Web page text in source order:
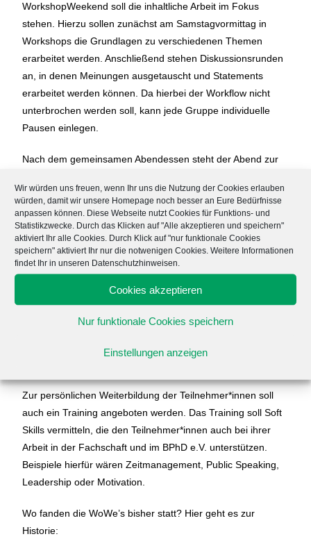
Wir würden uns freuen, wenn Ihr uns die Nutzung der Cookies erlauben
würden, damit wir unsere Homepage noch besser an Eure Bedürfnisse
anpassen können. Diese Webseite nutzt Cookies für Funktions- und
Statistikzwecke. Durch das Klicken auf "Alle akzeptieren und speichern"
aktiviert Ihr alle Cookies. Durch Klick auf "nur funktionale Cookies
speichern" aktiviert Ihr nur die notwenigen Cookies. Weitere Informationen
findet Ihr in unseren Datenschutzhinweisen.
Cookies akzeptieren
Nur funktionale Cookies speichern
Einstellungen anzeigen
WorkshopWeekend soll die inhaltliche Arbeit im Fokus
stehen. Hierzu sollen zunächst am Samstagvormittag in
Workshops die Grundlagen zu verschiedenen Themen
erarbeitet werden. Anschließend stehen Diskussionsrunden
an, in denen Meinungen ausgetauscht und Statements
erarbeitet werden können. Da hierbei der Workflow nicht
unterbrochen werden soll, kann jede Gruppe individuelle
Pausen einlegen.
Nach dem gemeinsamen Abendessen steht der Abend zur
Wochenenden gezeigt hat, dass auch oft nach Ende des
eigentlichen Programmes noch weiterdiskutiert wird,
möchten wir hier keine Abendveranstaltung planen.
Am Sonntagmorgen hat jede Gruppe nochmals Zeit, ihre
Ergebnisse zu sammeln und auszuwerten. Damit auch die
anderen Teilnehmer*innen wissen, was in den jeweiligen
Ergebnisse vor – in einem Open Space besteht dann
nochmals die Möglichkeit, auch die Ideen und Meinungen
Zur persönlichen Weiterbildung der Teilnehmer*innen soll
auch ein Training angeboten werden. Das Training soll Soft
Skills vermitteln, die den Teilnehmer*innen auch bei ihrer
Arbeit in der Fachschaft und im BPhD e.V. unterstützen.
Beispiele hierfür wären Zeitmanagement, Public Speaking,
Leadership oder Motivation.
Wo fanden die WoWe’s bisher statt? Hier geht es zur
Historie: